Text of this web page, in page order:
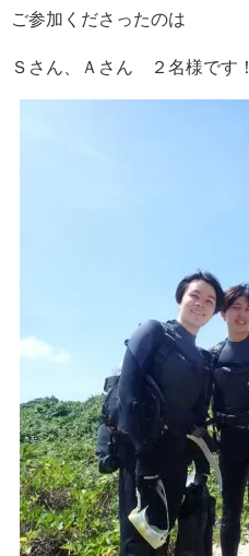
ご参加くださったのは
Ｓさん、Ａさん ２名様です！